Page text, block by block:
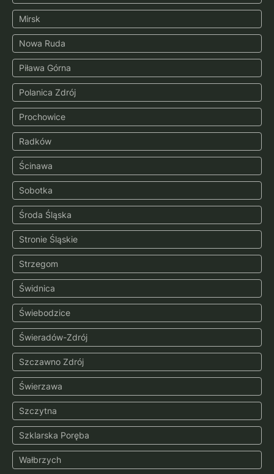
Mirsk
Nowa Ruda
Piława Górna
Polanica Zdrój
Prochowice
Radków
Ścinawa
Sobotka
Środa Śląska
Stronie Śląskie
Strzegom
Świdnica
Świebodzice
Świeradów-Zdrój
Szczawno Zdrój
Świerzawa
Szczytna
Szklarska Poręba
Wałbrzych